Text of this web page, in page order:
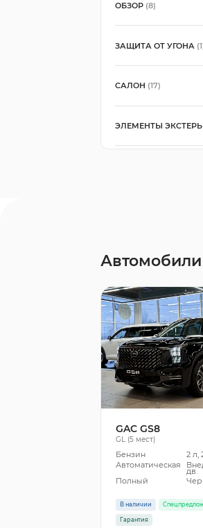
ОБЗОР (8)
ЗАЩИТА ОТ УГОНА
САЛОН (17)
ЭЛЕМЕНТЫ
Автомобили
GAC GS8
GL (5 мест)
Бензин
2 л,
Автоматическая
дв.
Полный
В наличии
Гарантия